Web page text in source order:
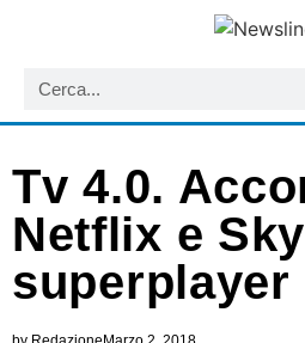
Tv 4.0.
Netflix e
superplayer